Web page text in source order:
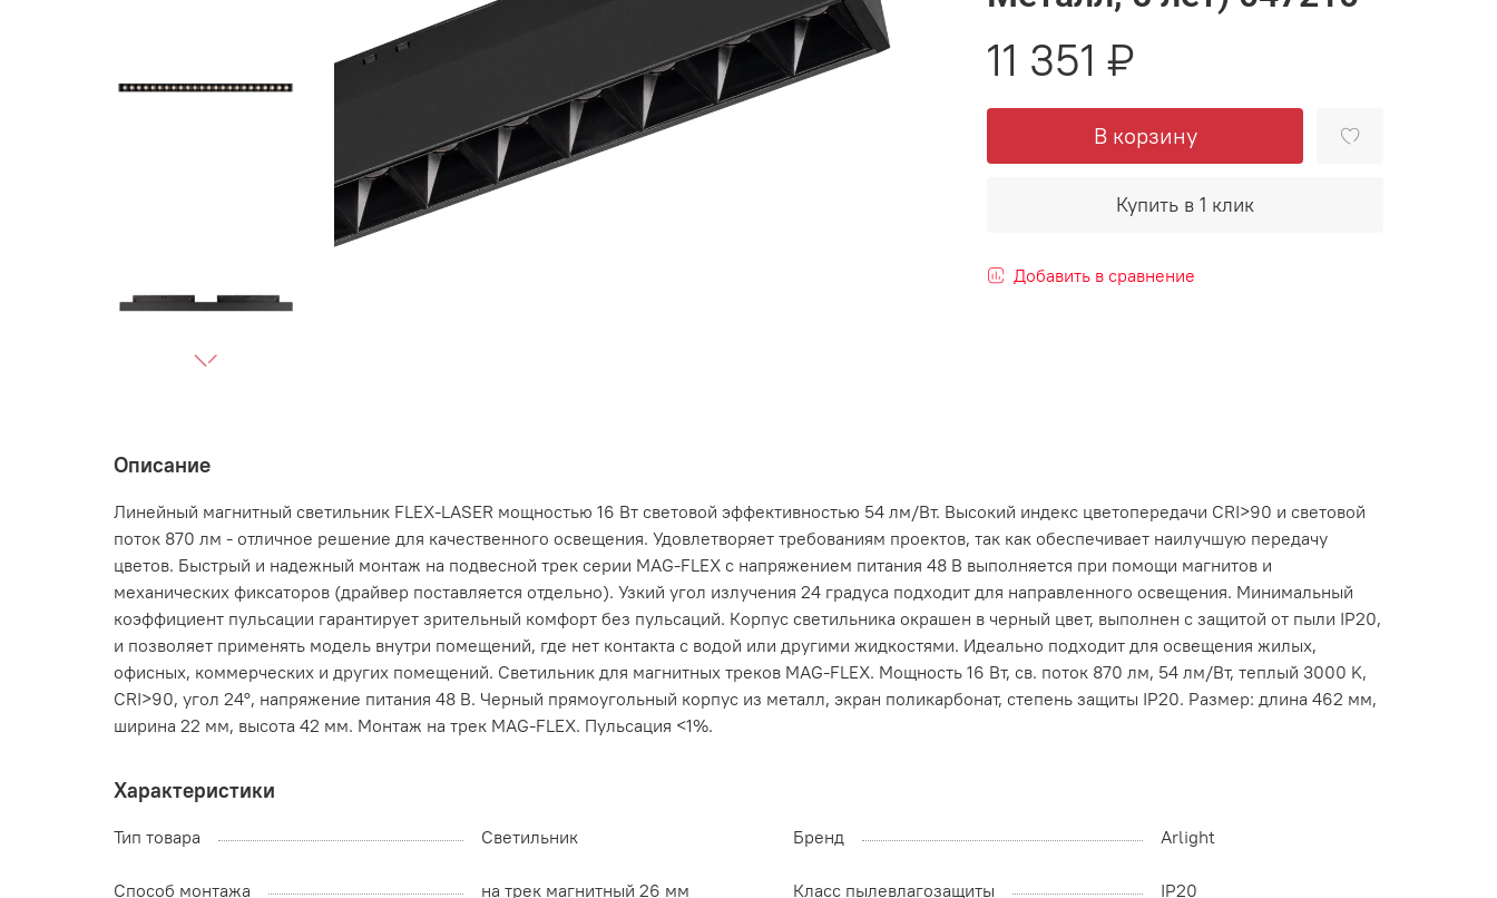
11 351 ₽
В корзину
Купить в 1 клик
Добавить в сравнение
Описание
Линейный магнитный светильник FLEX-LASER мощностью 16 Вт световой эффективностью 54 лм/Вт. Высокий индекс цветопередачи CRI>90 и световой
поток 870 лм - отличное решение для качественного освещения. Удовлетворяет требованиям проектов, так как обеспечивает наилучшую передачу
цветов. Быстрый и надежный монтаж на подвесной трек серии MAG-FLEX с напряжением питания 48 В выполняется при помощи магнитов и
механических фиксаторов (драйвер поставляется отдельно). Узкий угол излучения 24 градуса подходит для направленного освещения. Минимальный
коэффициент пульсации гарантирует зрительный комфорт без пульсаций. Корпус светильника окрашен в черный цвет, выполнен с защитой от пыли IP20,
и позволяет применять модель внутри помещений, где нет контакта с водой или другими жидкостями. Идеально подходит для освещения жилых,
офисных, коммерческих и других помещений. Светильник для магнитных треков MAG-FLEX. Мощность 16 Вт, св. поток 870 лм, 54 лм/Вт, теплый 3000 K,
CRI>90, угол 24°, напряжение питания 48 В. Черный прямоугольный корпус из металл, экран поликарбонат, степень защиты IP20. Размер: длина 462 мм,
ширина 22 мм, высота 42 мм. Монтаж на трек MAG-FLEX. Пульсация <1%.
Характеристики
Тип товара Светильник Бренд Arlight
Способ монтажа на трек магнитный 26 мм Класс пылевлагозащиты IP20